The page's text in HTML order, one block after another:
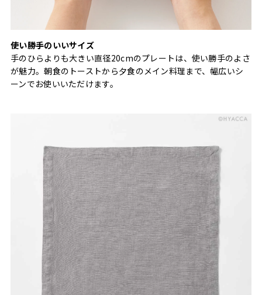
使い勝手のいいサイズ
手のひらよりも大きい直径20cmのプレートは、使い勝手のよさ
が魅力。朝食のトーストから夕食のメイン料理まで、幅広いシ
ーンでお使いいただけます。